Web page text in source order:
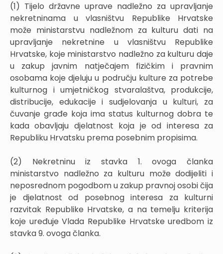
(1) Tijelo državne uprave nadležno za upravljanje
nekretninama u vlasništvu Republike Hrvatske
može ministarstvu nadležnom za kulturu dati na
upravljanje nekretnine u vlasništvu Republike
Hrvatske, koje ministarstvo nadležno za kulturu daje
u zakup javnim natječajem fizičkim i pravnim
osobama koje djeluju u području kulture za potrebe
kulturnog i umjetničkog stvaralaštva, produkcije,
distribucije, edukacije i sudjelovanja u kulturi, za
čuvanje građe koja ima status kulturnog dobra te
kada obavljaju djelatnost koja je od interesa za
Republiku Hrvatsku prema posebnim propisima.
(2) Nekretninu iz stavka 1. ovoga članka
ministarstvo nadležno za kulturu može dodijeliti i
neposrednom pogodbom u zakup pravnoj osobi čija
je djelatnost od posebnog interesa za kulturni
razvitak Republike Hrvatske, a na temelju kriterija
koje uređuje Vlada Republike Hrvatske uredbom iz
stavka 9. ovoga članka.